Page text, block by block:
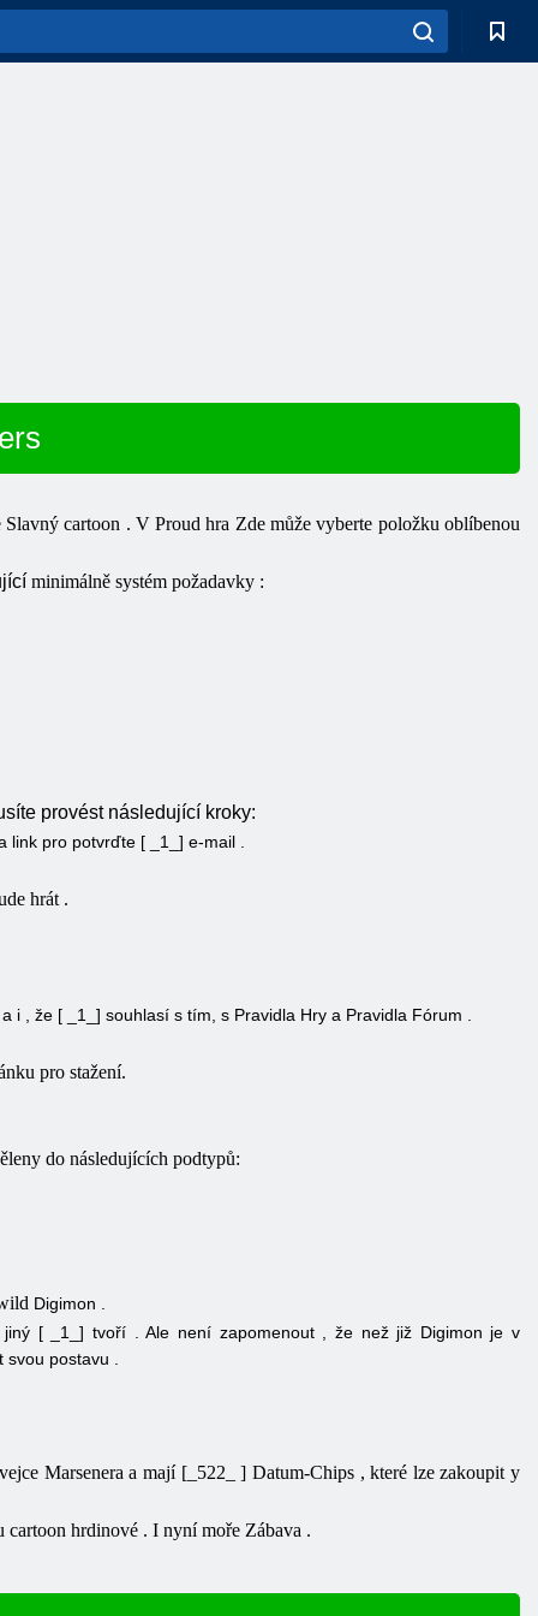
Slavnýcartoon . VProudhra Zdemůževyberte položkuoblíbenou
minimálněsystémpožadavky :
provést následující kroky:
link pro potvrďte [ _1_] e-mail .
hrát .
a i , že [ _1_] souhlasí s tím,s Pravidla Hrya Pravidla Fórum
pro stažení.
do následujících podtypů:
Digimon
jiný [ _1_] tvoří .Ale není zapomenout , že než již Digimon jev
svou postavu
vejce Marseneraa mají [_522_ ] Datum-Chips , které lze zakoupity
cartoonhrdinové .Inynímoře Zábava .